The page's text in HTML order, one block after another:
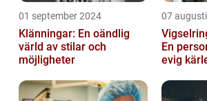
01 september 2024
Klänningar: En oändlig
värld av stilar och
möjligheter
07
En
evig